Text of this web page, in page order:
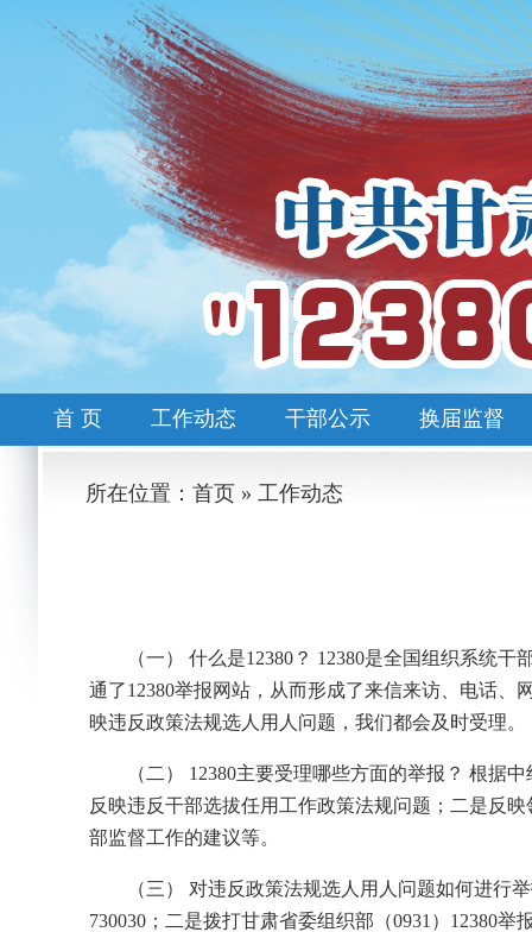
首 页 工作动态 干部公示 换届监督
所在位置：首页 » 工作动态
（一） 什么是12380？ 12380是全国组织系统
通了12380举报网站，从而形成了来信来访、电话、
映违反政策法规选人用人问题，我们都会及时受理。
（二） 12380主要受理哪些方面的举报？ 根据
反映违反干部选拔任用工作政策法规问题；二是反
部监督工作的建议等。
（三） 对违反政策法规选人用人问题如何进行
730030；二是拨打甘肃省委组织部（0931）12380